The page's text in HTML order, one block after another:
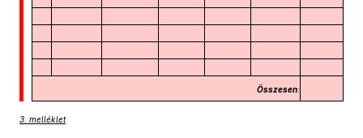
Összesen:
3. melléklet